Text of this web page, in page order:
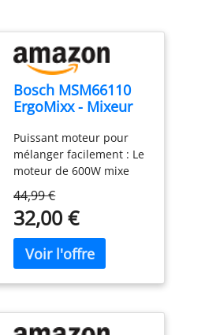
Bosch MSM66110
ErgoMixx - Mixeur
vitesses
Puissant moteur pour
mélanger facilement : Le
moteur de 600W mixe
ingrédients les plus durs
; préparez de
nombreuses recettes
grâce à une large gamme
d’accessoires Contrôle
aisé d’une seule main : 2
44,99 €
32,00 €